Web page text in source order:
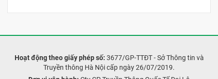
Hoạt động theo giấy phép số: 3677/GP-TTĐT - Sở Thông tin và
Truyền thông Hà Nội cấp ngày 26/07/2019.